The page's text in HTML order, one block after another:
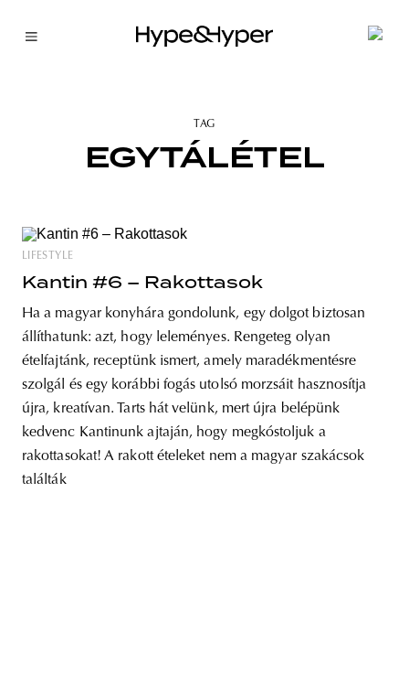
TAG
EGYTÁLÉTEL
LIFESTYLE
Kantin #6 – Rakottasok
Ha a magyar konyhára gondolunk, egy dolgot biztosan
állíthatunk: azt, hogy leleményes. Rengeteg olyan
ételfajtánk, receptünk ismert, amely maradékmentésre
szolgál és egy korábbi fogás utolsó morzsáit hasznosítja
újra, kreatívan. Tarts hát velünk, mert újra belépünk
kedvenc Kantinunk ajtaján, hogy megkóstoljuk a
rakottasokat! A rakott ételeket nem a magyar szakácsok
találták